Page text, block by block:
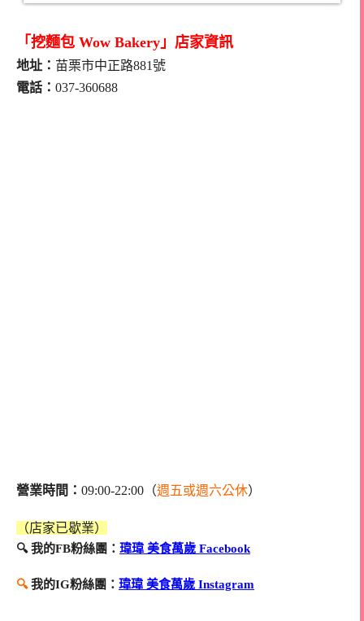
「挖麵包 Wow Bakery」店家資訊
地址： 苗栗市中正路881號
電話： 037-360688
營業時間： 09:00-22:00（週五或週六公休）
（店家已歇業）
🔍 我的FB粉絲團： 瑋瑋 美食萬歲 Facebook
🔍我的IG粉絲團： 瑋瑋 美食萬歲 Instagram